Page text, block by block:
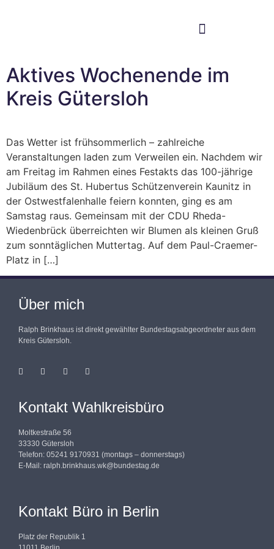
Aktives Wochenende im
Kreis Gütersloh
Das Wetter ist frühsommerlich – zahlreiche
Veranstaltungen laden zum Verweilen ein. Nachdem wir
am Freitag im Rahmen eines Festakts das 100-jährige
Jubiläum des St. Hubertus Schützenverein Kaunitz in
der Ostwestfalenhalle feiern konnten, ging es am
Samstag raus. Gemeinsam mit der CDU Rheda-
Wiedenbrück überreichten wir Blumen als kleinen Gruß
zum sonntäglichen Muttertag. Auf dem Paul-Craemer-
Platz in […]
Über mich
Ralph Brinkhaus ist direkt gewählter Bundestagsabgeordneter aus dem
Kreis Gütersloh.
Kontakt Wahlkreisbüro
Moltkestraße 56
33330 Gütersloh
Telefon: 05241 9170931 (montags – donnerstags)
E-Mail: ralph.brinkhaus.wk@bundestag.de
Kontakt Büro in Berlin
Platz der Republik 1